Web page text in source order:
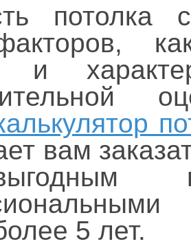
потолка
и
вам
5 лет.